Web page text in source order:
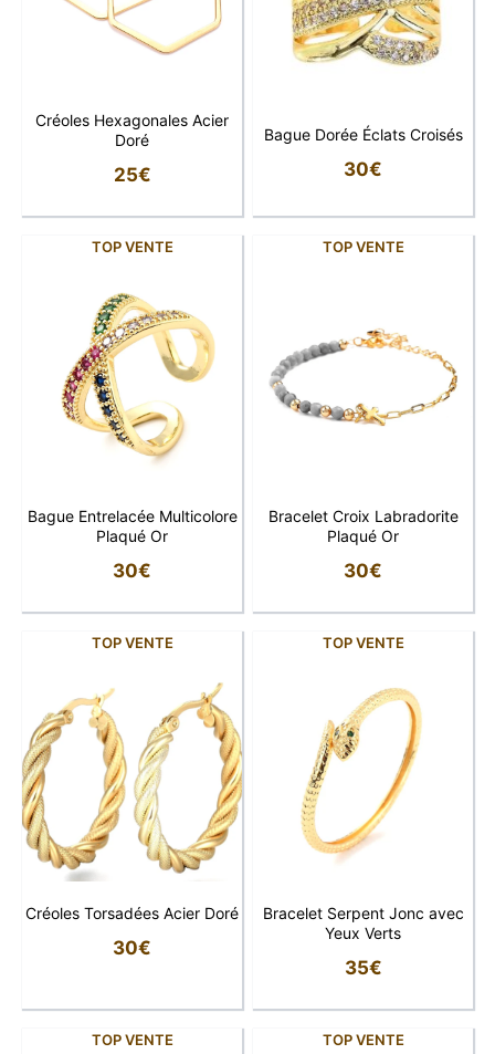
Créoles Hexagonales Acier
Doré
25€
Bague Dorée Éclats Croisés
30€
TOP VENTE
Bague Entrelacée Multicolore
Plaqué Or
30€
TOP VENTE
Bracelet Croix Labradorite
Plaqué Or
30€
TOP VENTE
Créoles Torsadées Acier Doré
30€
TOP VENTE
Bracelet Serpent Jonc avec
Yeux Verts
35€
TOP VENTE TOP VENTE